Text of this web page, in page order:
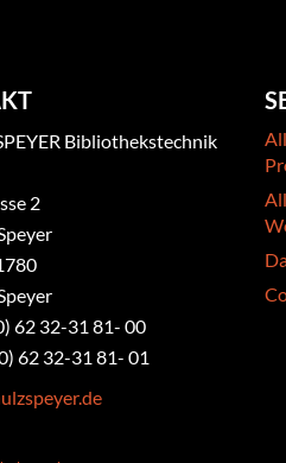
Bibliothekstechnik
2
62 32-31 81- 00
62 32-31 81- 01